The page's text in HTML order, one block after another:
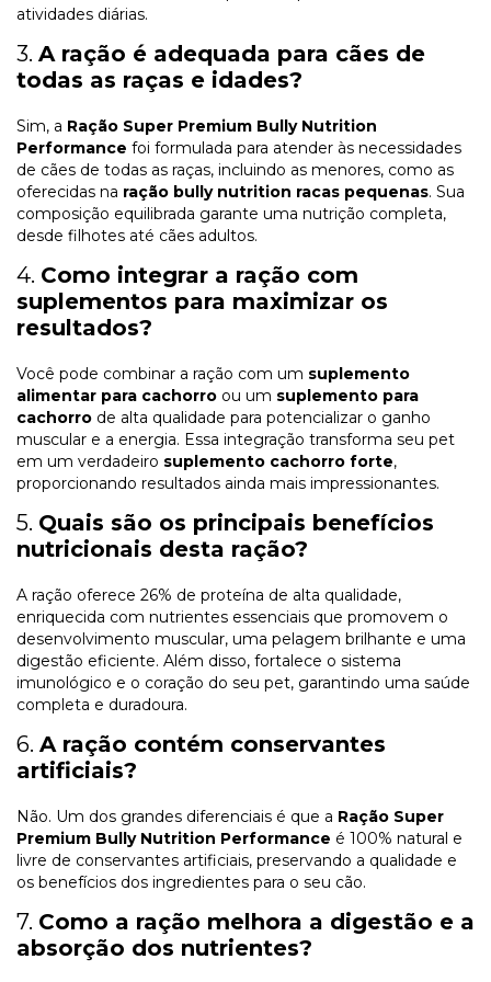
atividades diárias.
3. A ração é adequada para cães de
todas as raças e idades?
Sim, a Ração Super Premium Bully Nutrition
Performance foi formulada para atender às necessidades
de cães de todas as raças, incluindo as menores, como as
oferecidas na ração bully nutrition racas pequenas. Sua
composição equilibrada garante uma nutrição completa,
desde filhotes até cães adultos.
4. Como integrar a ração com
suplementos para maximizar os
resultados?
Você pode combinar a ração com um suplemento
alimentar para cachorro ou um suplemento para
cachorro de alta qualidade para potencializar o ganho
muscular e a energia. Essa integração transforma seu pet
em um verdadeiro suplemento cachorro forte,
proporcionando resultados ainda mais impressionantes.
5. Quais são os principais benefícios
nutricionais desta ração?
A ração oferece 26% de proteína de alta qualidade,
enriquecida com nutrientes essenciais que promovem o
desenvolvimento muscular, uma pelagem brilhante e uma
digestão eficiente. Além disso, fortalece o sistema
imunológico e o coração do seu pet, garantindo uma saúde
completa e duradoura.
6. A ração contém conservantes
artificiais?
Não. Um dos grandes diferenciais é que a Ração Super
Premium Bully Nutrition Performance é 100% natural e
livre de conservantes artificiais, preservando a qualidade e
os benefícios dos ingredientes para o seu cão.
7. Como a ração melhora a digestão e a
absorção dos nutrientes?